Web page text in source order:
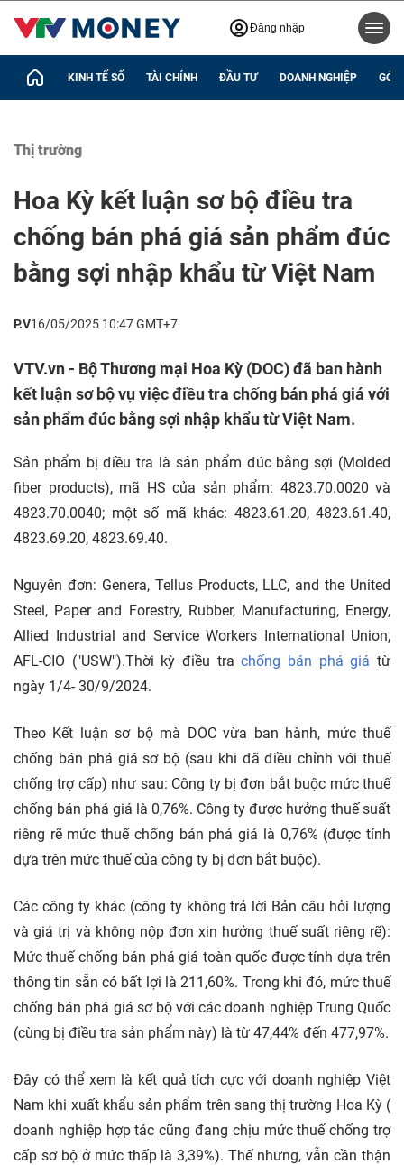
Đăng nhập
KINH TẾ SỐ TÀI CHÍNH ĐẦU TƯ DOANH NGHIỆP GÓC
Thị trường
Hoa Kỳ kết luận sơ bộ điều tra
chống bán phá giá sản phẩm đúc
bằng sợi nhập khẩu từ Việt Nam
P.V16/05/2025 10:47 GMT+7
VTV.vn - Bộ Thương mại Hoa Kỳ (DOC) đã ban hành
kết luận sơ bộ vụ việc điều tra chống bán phá giá với
sản phẩm đúc bằng sợi nhập khẩu từ Việt Nam.
Sản phẩm bị điều tra là sản phẩm đúc bằng sợi (Molded
fiber products), mã HS của sản phẩm: 4823.70.0020 và
4823.70.0040; một số mã khác: 4823.61.20, 4823.61.40,
4823.69.20, 4823.69.40.
Nguyên đơn: Genera, Tellus Products, LLC, and the United
Steel, Paper and Forestry, Rubber, Manufacturing, Energy,
Allied Industrial and Service Workers International Union,
AFL-CIO ("USW").Thời kỳ điều trachống bán phá giá từ
ngày 1/4- 30/9/2024.
Theo Kết luận sơ bộ mà DOC vừa ban hành, mức thuế
chống bán phá giá sơ bộ (sau khi đã điều chỉnh với thuế
chống trợ cấp) như sau: Công ty bị đơn bắt buộc mức thuế
chống bán phá giá là 0,76%. Công ty được hưởng thuế suất
riêng rẽ mức thuế chống bán phá giá là 0,76% (được tính
dựa trên mức thuế của công ty bị đơn bắt buộc).
Các công ty khác (công ty không trả lời Bản câu hỏi lượng
và giá trị và không nộp đơn xin hưởng thuế suất riêng rẽ):
Mức thuế chống bán phá giá toàn quốc được tính dựa trên
thông tin sẵn có bất lợi là 211,60%. Trong khi đó, mức thuế
chống bán phá giá sơ bộ với các doanh nghiệp Trung Quốc
(cùng bị điều tra sản phẩm này) là từ 47,44% đến 477,97%.
Đây có thể xem là kết quả tích cực với doanh nghiệp Việt
Nam khi xuất khẩu sản phẩm trên sang thị trường Hoa Kỳ (
doanh nghiệp hợp tác cũng đang chịu mức thuế chống trợ
cấp sơ bộ ở mức thấp là 3,39%). Thế nhưng, vẫn cần thận